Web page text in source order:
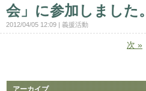
会」に参加しました。
2012/04/05 12:09 義援活動
次 »
アーカイブ